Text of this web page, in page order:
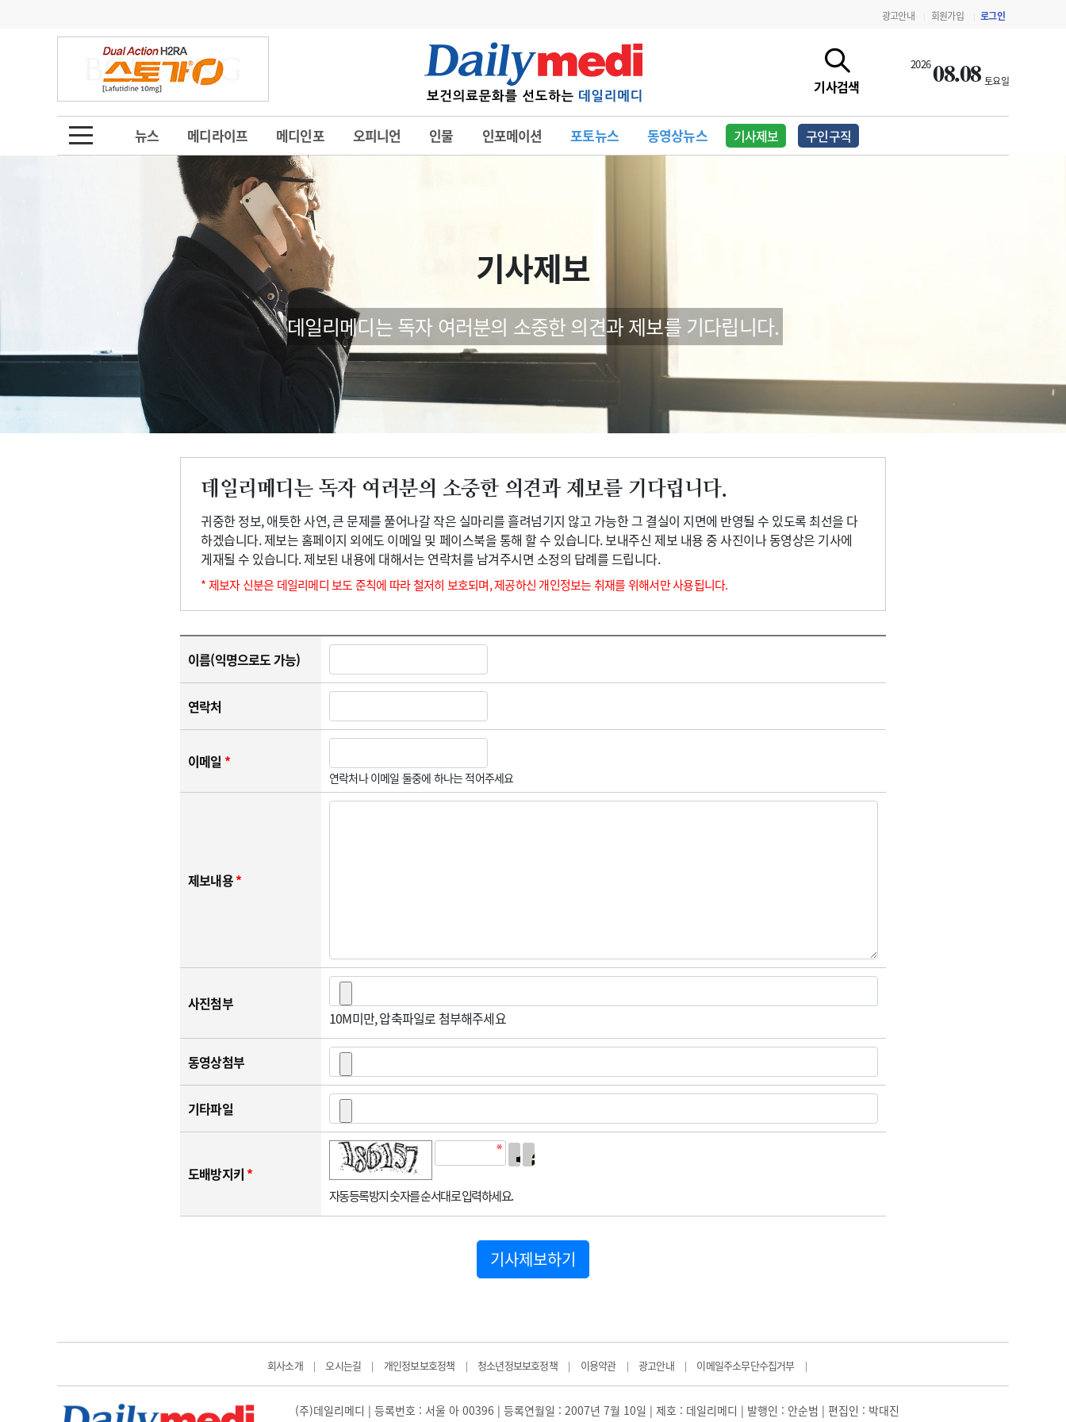
광고안내 회원가입 로그인
기사검색
202608.08 토요일
뉴스 메디라이프 메디인포 오피니언 인물 인포메이션 포토뉴스 동영상뉴스 기사제보 구인구직
금주의 검색어
1
의사인력 수급 추계
2
성분명 처방
3
AI의료
4
전공의 모집 결과
의사국시 합격률
6
관리급여 실시
의과대학 입시
10 약가인하
메디인포 사고
오피니언 칼럼 수첩
인물 초대석 피플
포토뉴스
지역병원 중소병원
행정처분 판례
학회·연수강좌 학회/연수강좌 행사
법적고지
기사제보
데일리메디는 독자 여러분의 소중한 의견과 제보를 기다립니다.
데일리메디는 독자 여러분의 소중한 의견과 제보를 기다립니다.
귀중한 정보, 애틋한 사연, 큰 문제를 풀어나갈 작은 실마리를 흘려넘기지 않고 가능한 그 결실이 지면에 반영될 수 있도록 최선을 다
하겠습니다. 제보는 홈페이지 외에도 이메일 및 페이스북을 통해 할 수 있습니다. 보내주신 제보 내용 중 사진이나 동영상은 기사에
게재될 수 있습니다. 제보된 내용에 대해서는 연락처를 남겨주시면 소정의 답례를 드립니다.
* 제보자 신분은 데일리메디 보도 준칙에 따라 철저히 보호되며, 제공하신 개인정보는 취재를 위해서만 사용됩니다.
이름(익명으로도 가능)
연락처
이메일 *
연락처나 이메일 둘중에 하나는 적어주세요
제보내용*
사진첨부
10M미만, 압축파일로 첨부해주세요
동영상첨부
기타파일
도배방지키 *
자동등록방지 숫자를 순서대로 입력하세요.
기사제보하기
회사소개 | 오시는길 | 개인정보보호정책 | 청소년정보보호정책 | 이용약관 | 광고안내 | 이메일주소무단수집거부 |
(주)데일리메디 | 등록번호 : 서울 아 00396 | 등록연월일 : 2007년 7월 10일 | 제호 : 데일리메디 | 발행인 : 안순범 | 편집인 : 박대진